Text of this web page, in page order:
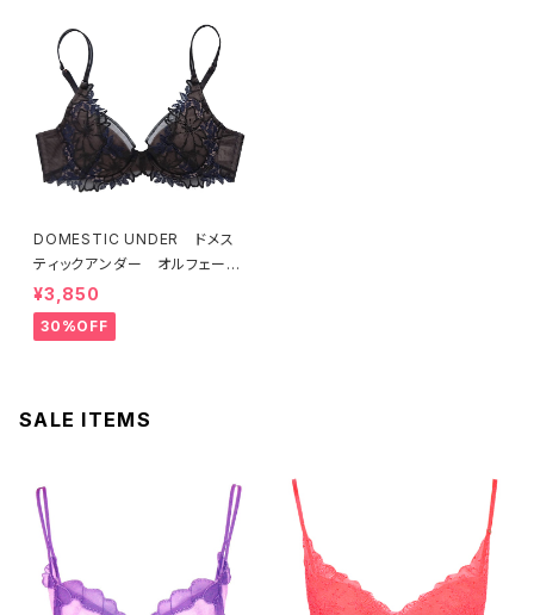
DOMESTIC UNDER ドメス
ティックアンダー オルフェーヴ
ル ブラジャー（ブラック）D225
4 送料無料
¥3,850
30%OFF
SALE ITEMS